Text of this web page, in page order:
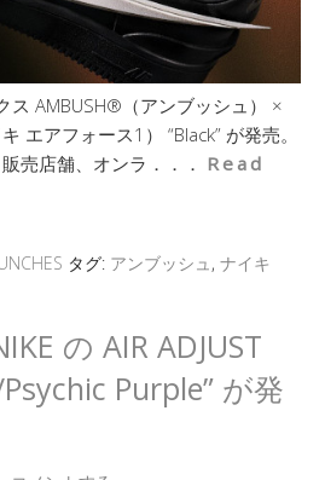
ス AMBUSH®（アンブッシュ） ×
エアフォース1） “Black” が発売。
売店舗、オンラ．．． Read
タグ: アンブッシュ, ナイキ
の AIR ADJUST
Psychic Purple” が発